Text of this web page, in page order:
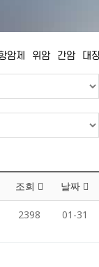
암제 위암 간암 대
조회 날짜
2398 01-31